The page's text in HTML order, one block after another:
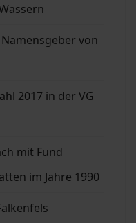
von
2017 in der VG
mit Fund
im Jahre 1990